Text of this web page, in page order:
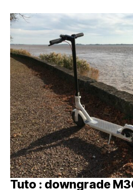
Tuto : downgrade